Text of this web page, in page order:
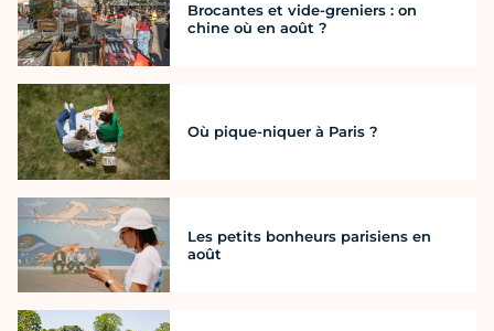
Brocantes et vide-greniers : on
chine où en août ?
Où pique-niquer à Paris ?
Les petits bonheurs parisiens en
août